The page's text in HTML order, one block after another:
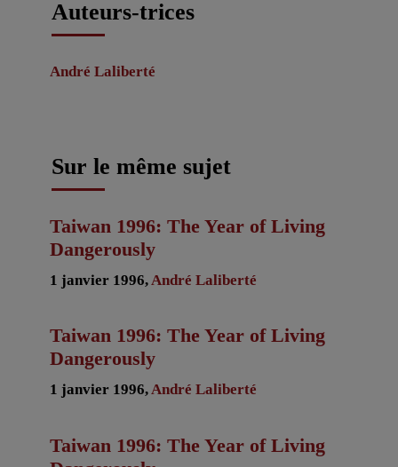
Auteurs-trices
André Laliberté
Sur le même sujet
Taiwan 1996: The Year of Living
Dangerously
1 janvier 1996, André Laliberté
Taiwan 1996: The Year of Living
Dangerously
1 janvier 1996,André Laliberté
Taiwan 1996: The Year of Living